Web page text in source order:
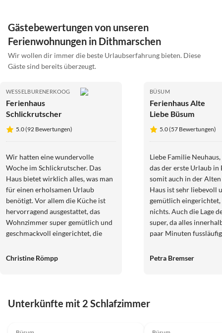
Gästebewertungen von unseren
Ferienwohnungen in Dithmarschen
Wir wollen dir immer die beste Urlaubserfahrung bieten. Diese
Gäste sind bereits überzeugt.
WESSELBURENERKOOG
Ferienhaus
Schlickrutscher
5.0 (92 Bewertungen)
Wir hatten eine wundervolle
Woche im Schlickrutscher. Das
Haus bietet wirklich alles, was man
für einen erholsamen Urlaub
benötigt. Vor allem die Küche ist
hervorragend ausgestattet, das
Wohnzimmer super gemütlich und
geschmackvoll eingerichtet, die
wenig Pech mit dem Wetter - da
Kommunikation.
Christine Römpp
BÜSUM
Ferienhaus Alte
Liebe Büsum
5.0 (57 Bewertungen)
Liebe Familie Neuhaus, für uns war
das der erste Urlaub in
somit auch in der Alten
Haus ist sehr liebevoll
gemütlich eingerichtet,
nichts. Auch die Lage des Hauses ist
super, da alles
paar Minuten
hat, waren wir rundum
Petra Bremser
Unterkünfte mit 2 Schlafzimmer